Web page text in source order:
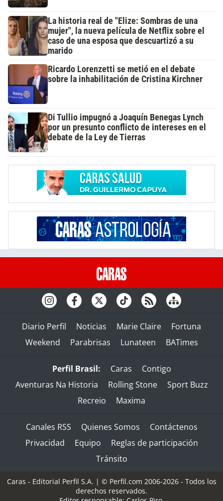
La historia real de "Elize: Sombras de una
mujer", la nueva película de Netflix sobre el
caso de una esposa que descuartizó a su
marido
Ricardo Lorenzetti se metió en el debate
sobre la inhabilitación de Cristina Kirchner
Di Tullio impugnó a Joaquín Benegas Lynch
por un presunto conflicto de intereses en el
debate de la Ley de Tierras
Diario Perfil Noticias Marie Claire
Fortuna
Weekend
Parabrisas Lunateen BATimes
Perfil Brasil: Caras
Contigo
Aventuras Na Historia
Rolling Stone
Sport Buzz
Recreio
Maxima
Canales RSS Quienes Somos
Contáctenos
Privacidad
Equipo
Reglas de participación
Tránsito
Caras - Editorial Perfil S.A. | © Perfil.com 2006-2026 - Todos los
derechos reservados.